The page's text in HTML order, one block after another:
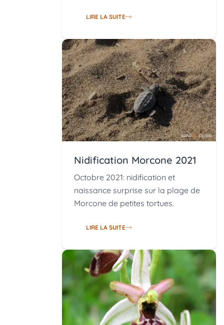
LIRE LA SUITE
Nidification Morcone 2021
Octobre 2021: nidification et
naissance surprise sur la plage de
Morcone de petites tortues.
LIRE LA SUITE